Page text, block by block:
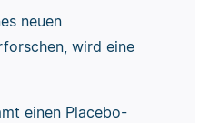
neuen
wird eine
einen Placebo-